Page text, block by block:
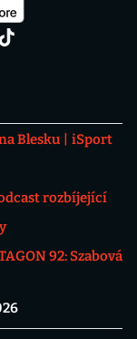
Blesku
iSport
rozbíjející
92: Szabová